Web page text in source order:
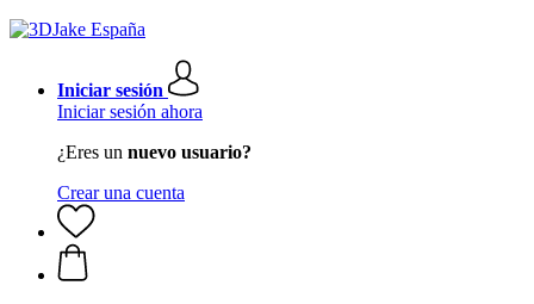
Iniciar sesión
Iniciar sesión ahora
¿Eres un nuevo usuario?
Crear una cuenta